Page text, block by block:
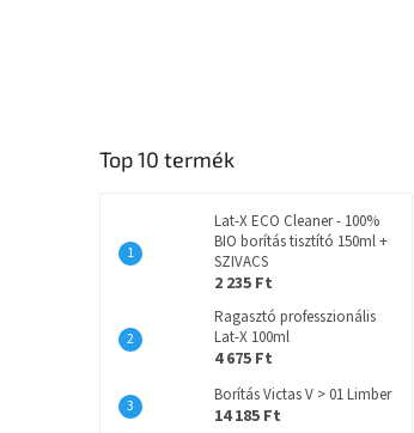
Top 10 termék
Lat-X ECO Cleaner - 100%
BIO borítás tisztító 150ml +
SZIVACS
2 235 Ft
Ragasztó professzionális
Lat-X 100ml
4 675 Ft
Borítás Victas V > 01 Limber
14 185 Ft